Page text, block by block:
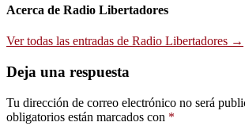
Acerca de Radio Libertadores
Ver todas las entradas de Radio Libertadores →
Deja una respuesta
Tu dirección de correo electrónico no será
obligatorios están marcados con *